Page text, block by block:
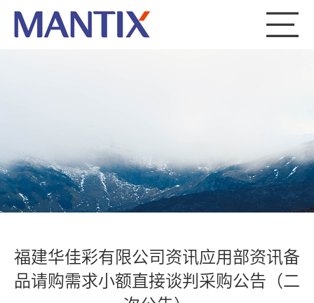
福建华佳彩有限公司资讯应用部资讯备
品请购需求小额直接谈判采购公告（二